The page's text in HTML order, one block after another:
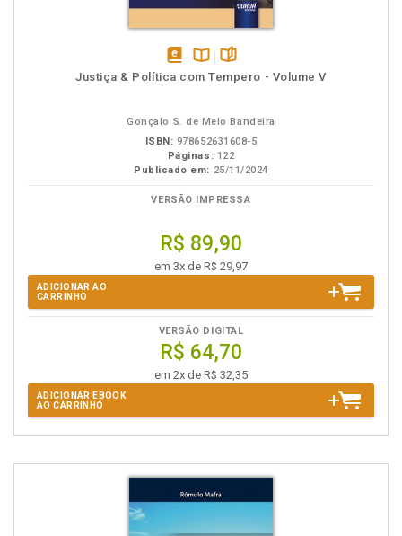
disponível
Disponível
páginas
Justiça & Política com Tempero - Volume V
Gonçalo S. de Melo Bandeira
ISBN: 978652631608-5
Páginas: 122
Publicado em: 25/11/2024
VERSÃO IMPRESSA
R$ 89,90
em 3x de R$ 29,97
ADICIONAR AO
CARRINHO
VERSÃO DIGITAL
R$ 64,70
em 2x de R$ 32,35
ADICIONAR EBOOK
AO CARRINHO